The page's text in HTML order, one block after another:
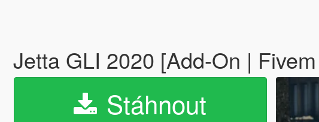
Jetta GLI 2020 [Add-On |
Stáhnout